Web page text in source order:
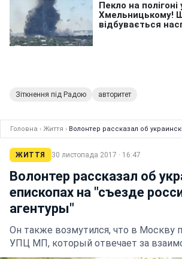
Зіткнення під Радою авторитет
Головна › Життя › Волонтер рассказал об
ЖИТТЯ 30 листопада 2017 · 16:47
Волонтер рассказал об
епископах на "съезде
агентуры"
Он также возмутился, что в Москву
УПЦ МП, который отвечает за